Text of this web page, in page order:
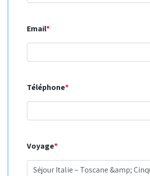
Email*
Téléphone*
Voyage*